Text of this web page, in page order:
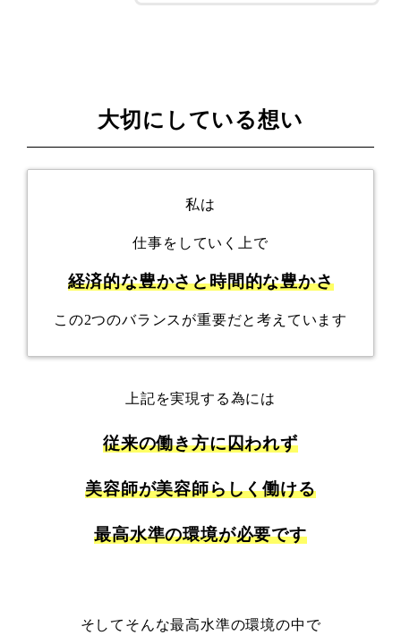
大切にしている想い
私は
仕事をしていく上で
経済的な豊かさと時間的な豊かさ
この2つのバランスが重要だと考えています
上記を実現する為には
従来の働き方に囚われず
美容師が美容師らしく働ける
最高水準の環境が必要です
そしてそんな最高水準の環境の中で